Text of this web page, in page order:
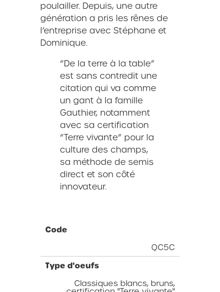
poulailler. Depuis, une autre
génération a pris les rênes de
l’entreprise avec Stéphane et
Dominique.
“De la terre à la table”
est sans contredit une
citation qui va comme
un gant à la famille
Gauthier, notamment
avec sa certification
“Terre vivante” pour la
culture des champs,
sa méthode de semis
direct et son côté
innovateur.
Code
QC5C
Type d'oeufs
Classiques blancs, bruns,